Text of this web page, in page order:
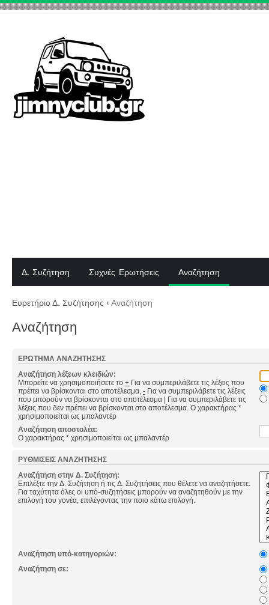
Δ. Συζήτηση Συχνές Ερωτήσεις Αναζήτηση
Ευρετήριο Δ. Συζήτησης ‹ Αναζήτηση
Αναζήτηση
ΕΡΏΤΗΜΑ ΑΝΑΖΉΤΗΣΗΣ
Αναζήτηση λέξεων κλειδιών:
Μπορείτε να χρησιμοποιήσετε το + Για να συμπεριλάβετε τις λέξεις που
πρέπει να βρίσκονται στο αποτέλεσμα, - Για να συμπεριλάβετε τις λέξεις
που μπορούν να βρίσκονται στο αποτέλεσμα | Για να συμπεριλάβετε τις
λέξεις που δεν πρέπει να βρίσκονται στο αποτέλεσμα. Ο χαρακτήρας *
χρησιμοποιείται ως μπαλαντέρ
Αναζήτηση αποστολέα:
Ο χαρακτήρας * χρησιμοποιείται ως μπαλαντέρ
ΡΥΘΜΊΣΕΙΣ ΑΝΑΖΉΤΗΣΗΣ
Αναζήτηση στην Δ. Συζήτηση:
Επιλέξτε την Δ. Συζήτηση ή τις Δ. Συζητήσεις που θέλετε να αναζητήσετε.
Για ταχύτητα όλες οι υπό-συζητήσεις μπορούν να αναζητηθούν με την
επιλογή του γονέα, επιλέγοντας την ποιο κάτω επιλογή.
Αναζήτηση υπό-κατηγοριών:
Αναζήτηση σε: